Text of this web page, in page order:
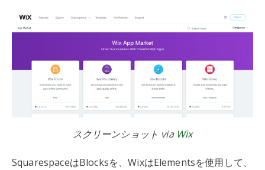
スクリーンショット via Wix
SquarespaceはBlocksを、WixはElementsを使用して、